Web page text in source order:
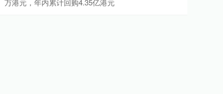
万港元，年内累计回购4.35亿港元